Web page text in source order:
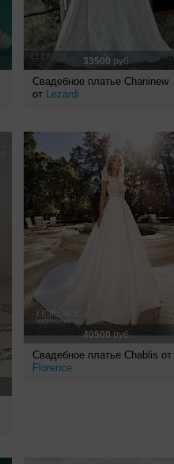
33500 руб.
Свадебное платье Chaninew
от Lezardi
40500руб.
Свадебное платье Chablis от
Florence